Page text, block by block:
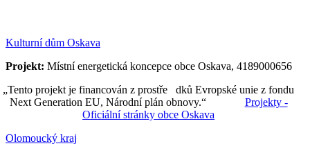
Kulturní dům Oskava
Projekt: Místní energetická koncepce obce Oskava, 4189000656
„Tento projekt je financován z prostře dků Evropské unie z fondu
Next Generation EU, Národní plán obnovy.“ Projekty -
Oficiální stránky obce Oskava
Olomoucký kraj